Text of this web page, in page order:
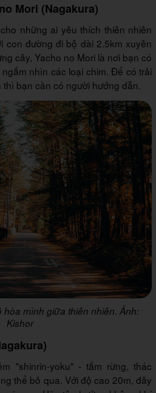
Mori (Nagakura)
những ai yêu thích thiên nhiên
con đường đi bộ dài 2.5km xuyên
cây, Yacho no Mori là nơi bạn có
nhìn các loại chim. Để có trải
bạn cần có người hướng dẫn.
mình giữa thiên nhiên. Ảnh:
Kishor
"shinrin-yoku" - tắm rừng, thác
thể bỏ qua. Với độ cao 20m, đây